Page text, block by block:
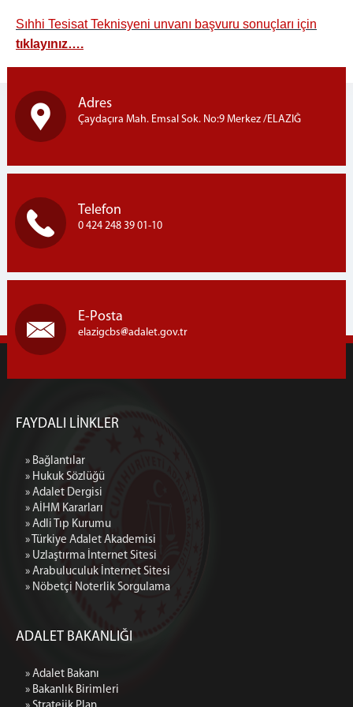
Sıhhi Tesisat Teknisyeni unvanı başvuru sonuçları için
tıklayınız….
Adres
Çaydaçıra Mah. Emsal Sok. No:9 Merkez /ELAZIĞ
Telefon
0 424 248 39 01-10
E-Posta
elazigcbs adalet.gov.tr
FAYDALI LİNKLER
» Bağlantılar
» Hukuk Sözlüğü
» Adalet Dergisi
» AİHM Kararları
» Adli Tıp Kurumu
» Türkiye Adalet Akademisi
» Uzlaştırma İnternet Sitesi
» Arabuluculuk İnternet Sitesi
» Nöbetçi Noterlik Sorgulama
ADALET BAKANLIĞI
» Adalet Bakanı
» Bakanlık Birimleri